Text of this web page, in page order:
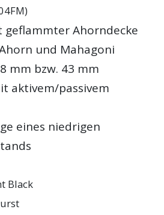
geflammter Ahorndecke
und Mahagoni
mm bzw. 43 mm
aktivem/passivem
eines niedrigen
Black